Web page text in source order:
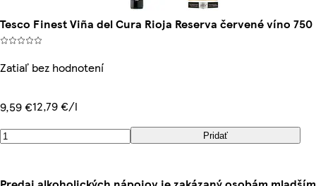
Tesco Finest Viña del Cura Rioja Reserva červené víno 750
Zatiaľ bez hodnotení
9,59 €12,79 €/l
Pridať